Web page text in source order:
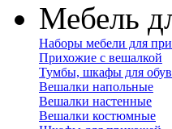
Мебель
Наборы мебели для
Прихожие с вешалкой
Тумбы, шкафы для
Вешалки напольные
Вешалки настенные
Вешалки костюмные